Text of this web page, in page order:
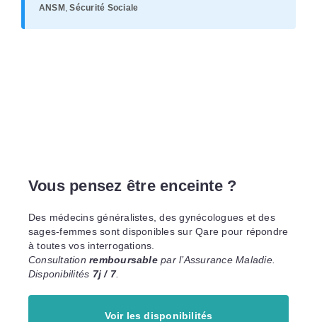
ANSM ,Sécurité Sociale
Vous pensez être enceinte ?
Des médecins généralistes, des gynécologues et des
sages-femmes sont disponibles sur Qare pour répondre
à toutes vos interrogations.
Consultationremboursablepar l’Assurance Maladie.
Disponibilités 7j / 7.
Voir les disponibilités